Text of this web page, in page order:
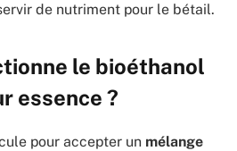
de nutriment pour le bétail.
le bioéthanol
essence ?
pour accepter un mélange